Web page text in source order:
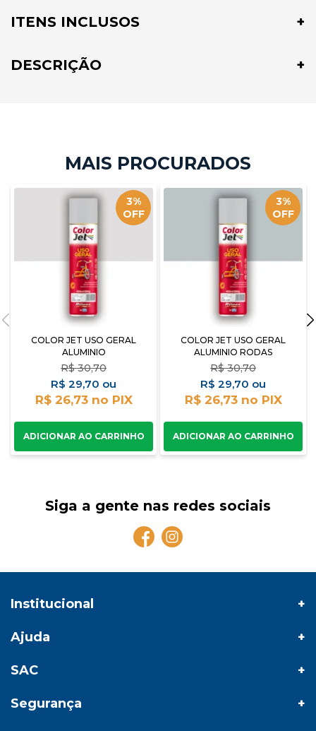
ITENS INCLUSOS
DESCRIÇÃO
3%
OFF
COLOR JET USO GERAL
ALUMINIO
R$ 30,70
R$ 29,70
R$ 26,73
3%
OFF
COLOR JET USO GERAL
ALUMINIO RODAS
R$ 30,70
R$ 29,70
R$ 26,73
Siga a gente nas redes sociais
Institucional
Ajuda
SAC
Segurança